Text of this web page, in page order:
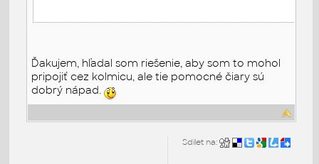
Ďakujem, hľadal som riešenie, aby som to mohol
pripojiť cez kolmicu, ale tie pomocné čiary sú
dobrý nápad.
Sdílet na: